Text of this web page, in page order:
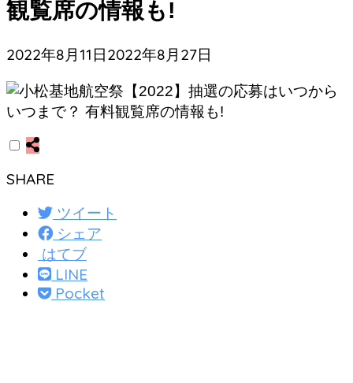
観覧席の情報も!
2022年8月11日2022年8月27日
SHARE
ツイート
シェア
はてブ
LINE
Pocket